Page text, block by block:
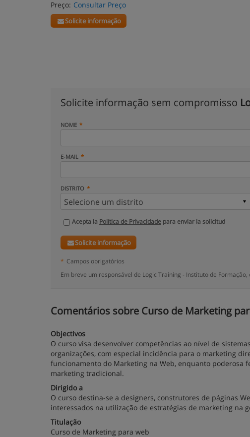
Preço: Consultar Preço
Solicite informação
Solicite informação sem compromisso
NOME
E-MAIL
DISTRITO
Acepta la Política de Privacidade para enviar la solicitud
Solicite informação
* Campos obrigatórios
Em breve um responsável de Logic Training - Instituto de
Comentários sobre Curso de Marketing
Objectivos
O curso visa desenvolver competências ao nível de
organizações, com especial incidência para o marketing
funcionamento do Marketing na Web, enquanto
marketing tradicional.
Dirigido a
O curso destina-se a designers, construtores de páginas
interessados na utilização de estratégias de marketing na
Titulação
Curso de Marketing para web